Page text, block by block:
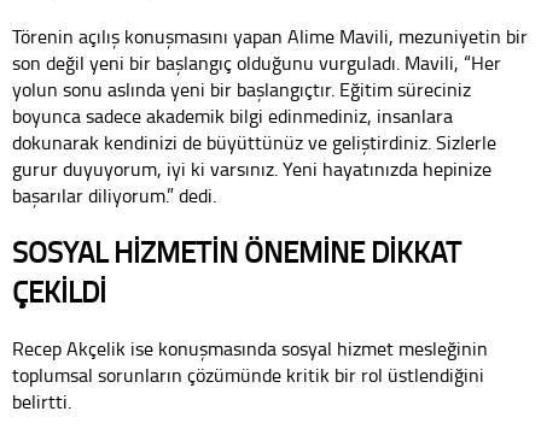
Törenin açılış konuşmasını yapan Alime Mavili, mezuniyetin bir
son değil yeni bir başlangıç olduğunu vurguladı. Mavili, “Her
yolun sonu aslında yeni bir başlangıçtır. Eğitim süreciniz
boyunca sadece akademik bilgi edinmediniz, insanlara
dokunarak kendinizi de büyüttünüz ve geliştirdiniz. Sizlerle
gurur duyuyorum, iyi ki varsınız. Yeni hayatınızda hepinize
başarılar diliyorum.” dedi.
SOSYAL HİZMETİN ÖNEMİNE DİKKAT
ÇEKİLDİ
Recep Akçelik ise konuşmasında sosyal hizmet mesleğinin
toplumsal sorunların çözümünde kritik bir rol üstlendiğini
belirtti.